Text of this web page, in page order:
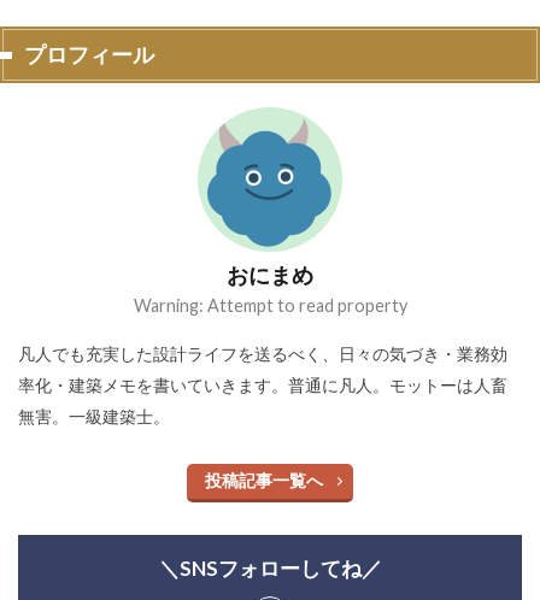
プロフィール
おにまめ
Warning: Attempt to read property
凡人でも充実した設計ライフを送るべく、日々の気づき・業務効
率化・建築メモを書いていきます。普通に凡人。モットーは人畜
無害。一級建築士。
投稿記事一覧へ
＼SNSフォローしてね／